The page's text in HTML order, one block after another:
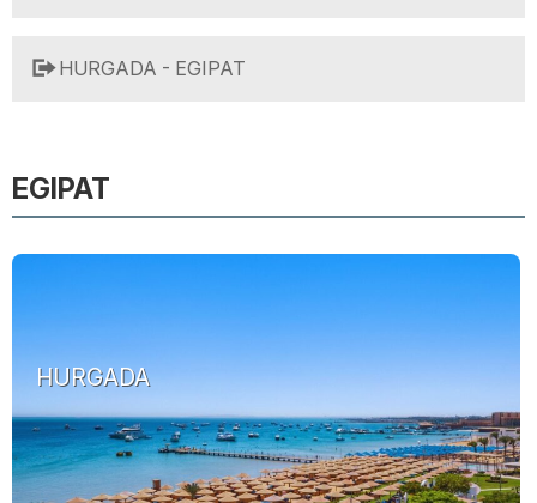
HURGADA - EGIPAT
EGIPAT
HURGADA